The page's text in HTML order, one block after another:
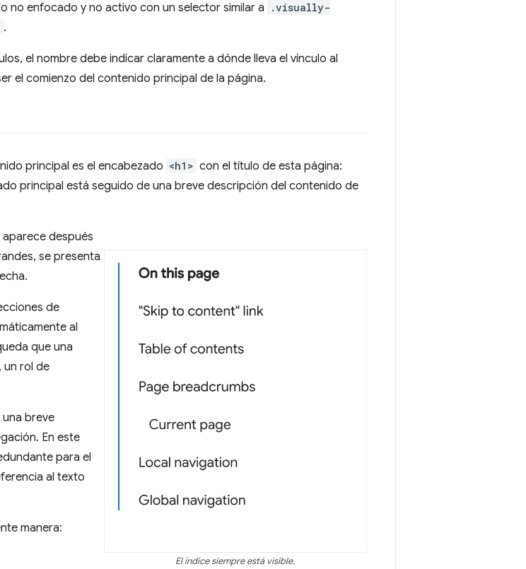
no enfocado y no activo con un selector similar a
.visually-
.
el nombre debe indicar claramente a dónde lleva el vínculo al
el comienzo del contenido principal de la página.
principal es el encabezado <h1> con el título de esta página:
principal está seguido de una breve descripción del contenido de
El índice siempre está visible.
aparece después
se presenta
de
al
que una
, un rol de
breve
En este
para el
al texto
manera: